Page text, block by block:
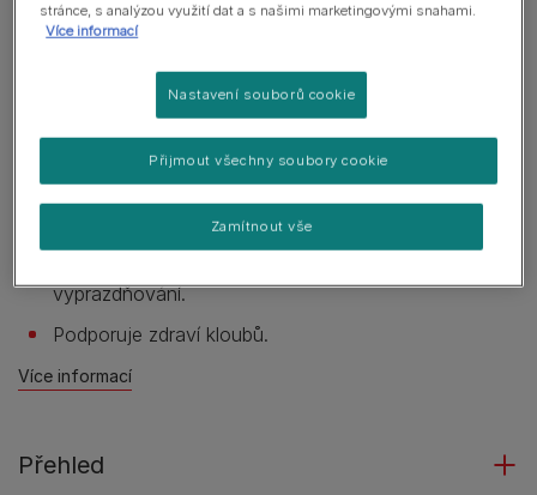
Dostupné velikosti balení: 14 kg
Hlavní složka jehněčí, vysoký obsah bílkovin.
vyprazdňování.
Podporuje zdraví kloubů.
Více informací
Přehled
stránce, s analýzou využití dat a s našimi marketingovými snahami.
Více informací
Nastavení souborů cookie
Zamítnout vše
Přijmout všechny soubory cookie